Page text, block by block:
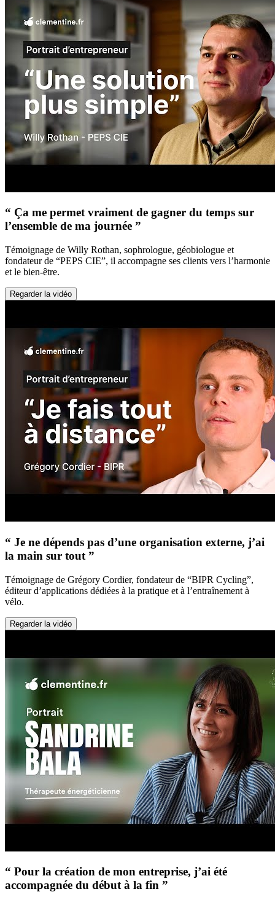
“ Ça me permet vraiment de gagner du temps sur
l’ensemble de ma journée ”
Témoignage de Willy Rothan, sophrologue, géobiologue et
fondateur de “PEPS CIE”, il accompagne ses clients vers l’harmonie
et le bien-être.
Regarder la vidéo
“ Je ne dépends pas d’une organisation externe, j’ai
la main sur tout ”
Témoignage de Grégory Cordier, fondateur de “BIPR Cycling”,
éditeur d’applications dédiées à la pratique et à l’entraînement à
vélo.
Regarder la vidéo
“ Pour la création de mon entreprise, j’ai été
accompagnée du début à la fin ”